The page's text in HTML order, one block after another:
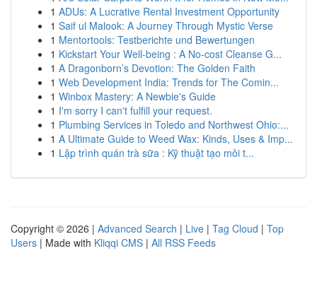
1 ADUs: A Lucrative Rental Investment Opportunity
1 Saif ul Malook: A Journey Through Mystic Verse
1 Mentortools: Testberichte und Bewertungen
1 Kickstart Your Well-being : A No-cost Cleanse G...
1 A Dragonborn’s Devotion: The Golden Faith
1 Web Development India: Trends for The Comin...
1 Winbox Mastery: A Newbie's Guide
1 I'm sorry I can't fulfill your request.
1 Plumbing Services in Toledo and Northwest Ohio:...
1 A Ultimate Guide to Weed Wax: Kinds, Uses & Imp...
1 Lập trình quán trà sữa : Kỹ thuật tạo môi t...
Copyright © 2026 | Advanced Search | Live | Tag Cloud | Top
Users | Made with Kliqqi CMS | All RSS Feeds